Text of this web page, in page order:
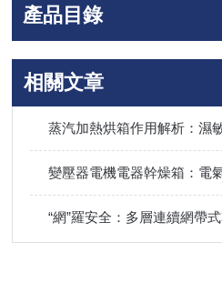
產品目錄
相關文章
蒸汽加熱烘箱作用解析：濕
變壓器電機電器幹燥箱：電
“網”羅安全：多層連續網帶